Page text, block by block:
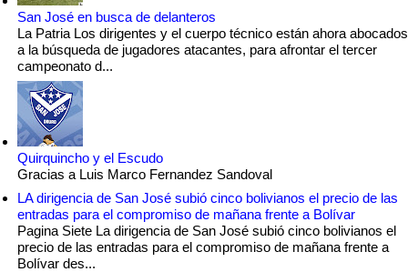
San José en busca de delanteros
La Patria Los dirigentes y el cuerpo técnico están ahora abocados
a la búsqueda de jugadores atacantes, para afrontar el tercer
campeonato d...
Quirquincho y el Escudo
Gracias a Luis Marco Fernandez Sandoval
LA dirigencia de San José subió cinco bolivianos el precio de las
entradas para el compromiso de mañana frente a Bolívar
Pagina Siete La dirigencia de San José subió cinco bolivianos el
precio de las entradas para el compromiso de mañana frente a
Bolívar des...